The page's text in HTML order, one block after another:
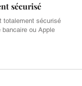
sécurisé
totalement sécurisé
bancaire ou Apple